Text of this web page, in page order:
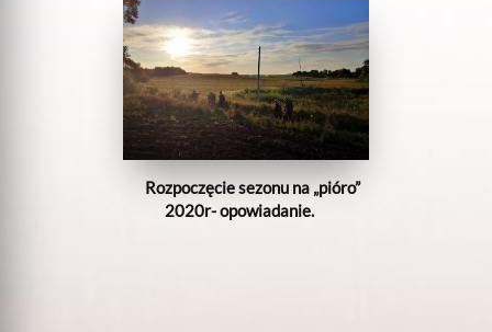
Rozpoczęcie sezonu na „pióro”
2020r- opowiadanie.